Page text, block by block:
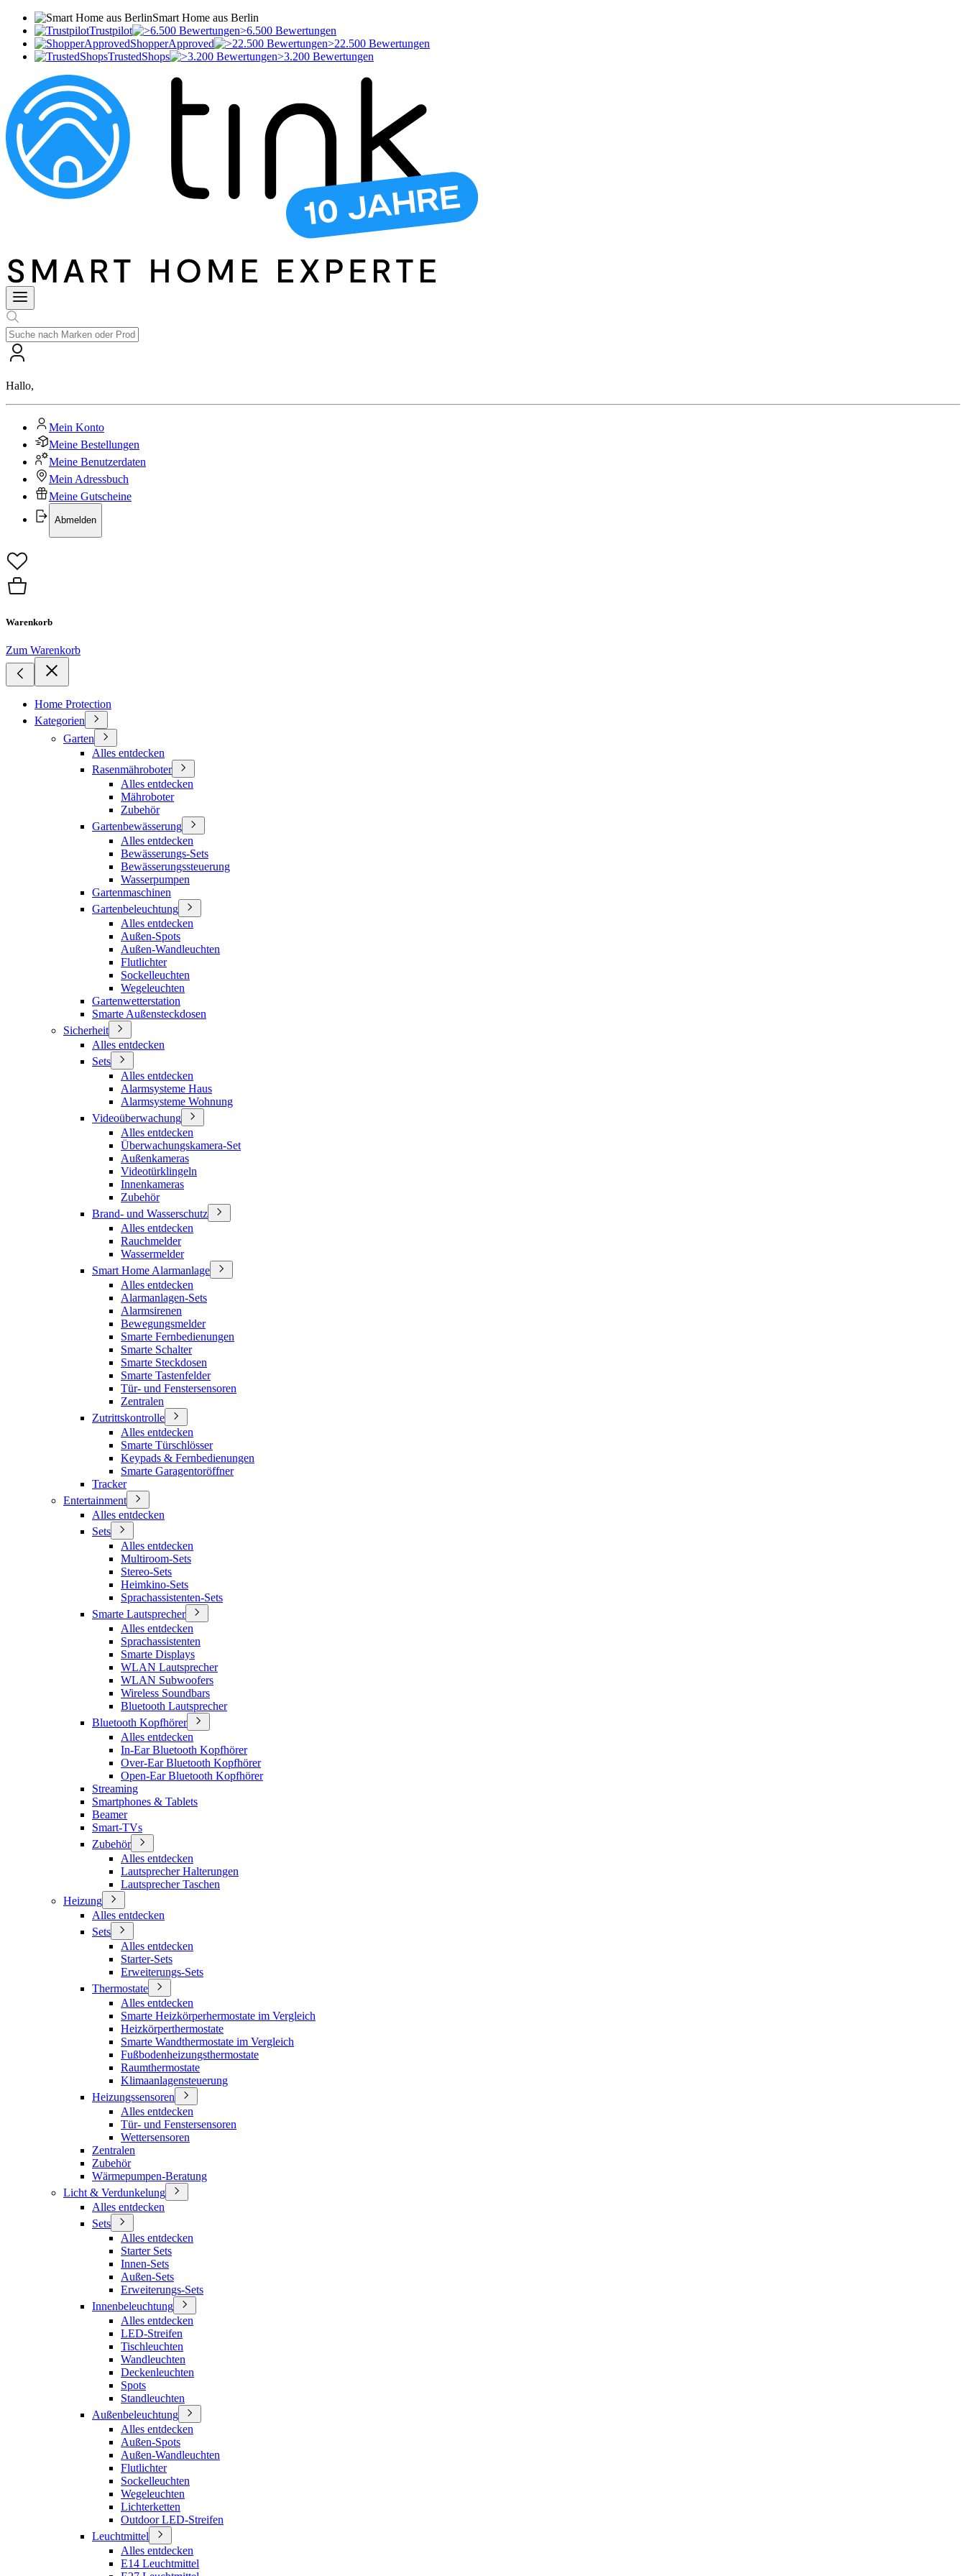
Smart Home aus Berlin
Trustpilot
>6.500 Bewertungen
ShopperApproved
>22.500 Bewertungen
TrustedShops
>3.200 Bewertungen
Hallo,
Mein Konto
Meine Bestellungen
Meine Benutzerdaten
Mein Adressbuch
Meine Gutscheine
Abmelden
Warenkorb
Zum Warenkorb
Home Protection
Kategorien
Garten
Alles entdecken
Rasenmähroboter
Alles entdecken
Mähroboter
Zubehör
Gartenbewässerung
Alles entdecken
Bewässerungs-Sets
Bewässerungssteuerung
Wasserpumpen
Gartenmaschinen
Gartenbeleuchtung
Alles entdecken
Außen-Spots
Außen-Wandleuchten
Flutlichter
Sockelleuchten
Wegeleuchten
Gartenwetterstation
Smarte Außensteckdosen
Sicherheit
Alles entdecken
Sets
Alles entdecken
Alarmsysteme Haus
Alarmsysteme Wohnung
Videoüberwachung
Alles entdecken
Überwachungskamera-Set
Außenkameras
Videotürklingeln
Innenkameras
Zubehör
Brand- und Wasserschutz
Alles entdecken
Rauchmelder
Wassermelder
Smart Home Alarmanlage
Alles entdecken
Alarmanlagen-Sets
Alarmsirenen
Bewegungsmelder
Smarte Fernbedienungen
Smarte Schalter
Smarte Steckdosen
Smarte Tastenfelder
Tür- und Fenstersensoren
Zentralen
Zutrittskontrolle
Alles entdecken
Smarte Türschlösser
Keypads & Fernbedienungen
Smarte Garagentoröffner
Tracker
Entertainment
Alles entdecken
Sets
Alles entdecken
Multiroom-Sets
Stereo-Sets
Heimkino-Sets
Sprachassistenten-Sets
Smarte Lautsprecher
Alles entdecken
Sprachassistenten
Smarte Displays
WLAN Lautsprecher
WLAN Subwoofers
Wireless Soundbars
Bluetooth Lautsprecher
Bluetooth Kopfhörer
Alles entdecken
In-Ear Bluetooth Kopfhörer
Over-Ear Bluetooth Kopfhörer
Open-Ear Bluetooth Kopfhörer
Streaming
Smartphones & Tablets
Beamer
Smart-TVs
Zubehör
Alles entdecken
Lautsprecher Halterungen
Lautsprecher Taschen
Heizung
Alles entdecken
Sets
Alles entdecken
Starter-Sets
Erweiterungs-Sets
Thermostate
Alles entdecken
Smarte Heizkörperhermostate im Vergleich
Heizkörperthermostate
Smarte Wandthermostate im Vergleich
Fußbodenheizungsthermostate
Raumthermostate
Klimaanlagensteuerung
Heizungssensoren
Alles entdecken
Tür- und Fenstersensoren
Wettersensoren
Zentralen
Zubehör
Wärmepumpen-Beratung
Licht & Verdunkelung
Alles entdecken
Sets
Alles entdecken
Starter Sets
Innen-Sets
Außen-Sets
Erweiterungs-Sets
Innenbeleuchtung
Alles entdecken
LED-Streifen
Tischleuchten
Wandleuchten
Deckenleuchten
Spots
Standleuchten
Außenbeleuchtung
Alles entdecken
Außen-Spots
Außen-Wandleuchten
Flutlichter
Sockelleuchten
Wegeleuchten
Lichterketten
Outdoor LED-Streifen
Leuchtmittel
Alles entdecken
E14 Leuchtmittel